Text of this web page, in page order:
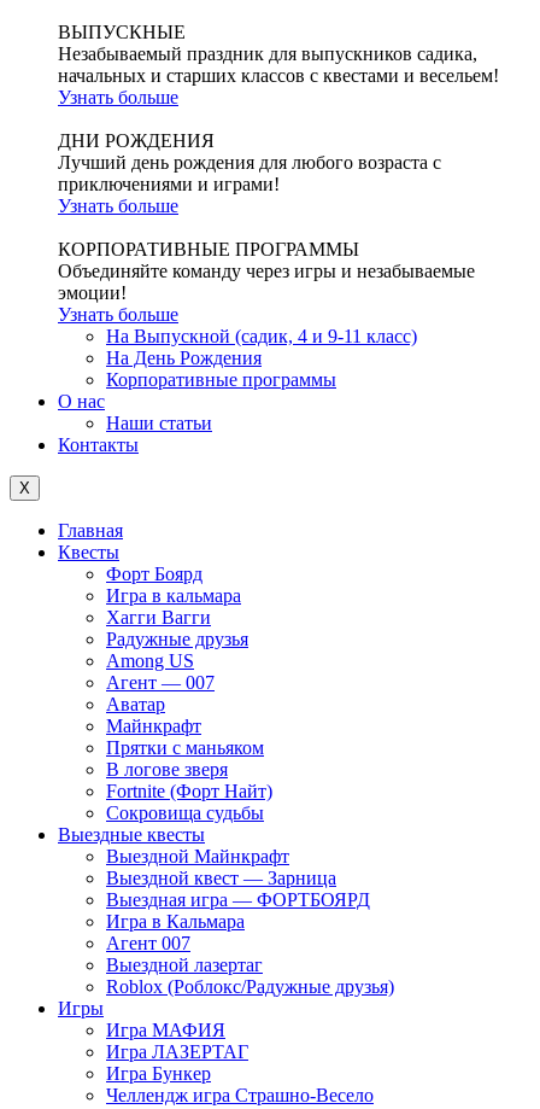
ВЫПУСКНЫЕ
Незабываемый праздник для выпускников садика,
начальных и старших классов с квестами и весельем!
Узнать больше
ДНИ РОЖДЕНИЯ
Лучший день рождения для любого возраста с
приключениями и играми!
Узнать больше
КОРПОРАТИВНЫЕ ПРОГРАММЫ
Объединяйте команду через игры и незабываемые
эмоции!
Узнать больше
На Выпускной (садик, 4 и 9-11 класс)
На День Рождения
Корпоративные программы
О нас
Наши статьи
Контакты
X
Главная
Квесты
Форт Боярд
Игра в кальмара
Хагги Вагги
Радужные друзья
Among US
Агент — 007
Аватар
Майнкрафт
Прятки с маньяком
В логове зверя
Fortnite (Форт Найт)
Сокровища судьбы
Выездные квесты
Выездной Майнкрафт
Выездной квест — Зарница
Выездная игра — ФОРТБОЯРД
Игра в Кальмара
Агент 007
Выездной лазертаг
Roblox (Роблокс/Радужные друзья)
Игры
Игра МАФИЯ
Игра ЛАЗЕРТАГ
Игра Бункер
Челлендж игра Страшно-Весело